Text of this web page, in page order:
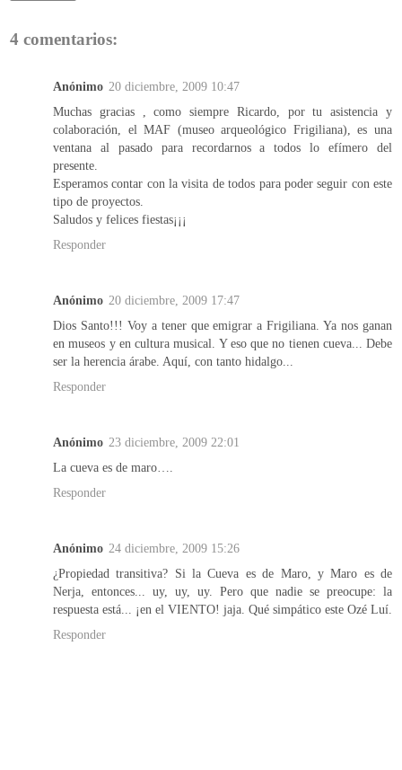
4 comentarios:
Anónimo 20 diciembre, 2009 10:47
Muchas gracias , como siempre Ricardo, por tu asistencia y
colaboración, el MAF (museo arqueológico Frigiliana), es una
ventana al pasado para recordarnos a todos lo efímero del
presente.
Esperamos contar con la visita de todos para poder seguir con este
tipo de proyectos.
Saludos y felices fiestas¡¡¡
Responder
Anónimo 20 diciembre, 2009 17:47
Dios Santo!!! Voy a tener que emigrar a Frigiliana. Ya nos ganan
en museos y en cultura musical. Y eso que no tienen cueva... Debe
ser la herencia árabe. Aquí, con tanto hidalgo...
Responder
Anónimo 23 diciembre, 2009 22:01
La cueva es de maro….
Responder
Anónimo 24 diciembre, 2009 15:26
¿Propiedad transitiva? Si la Cueva es de Maro, y Maro es de
Nerja, entonces... uy, uy, uy. Pero que nadie se preocupe: la
respuesta está... ¡en el VIENTO! jaja. Qué simpático este Ozé Luí.
Responder